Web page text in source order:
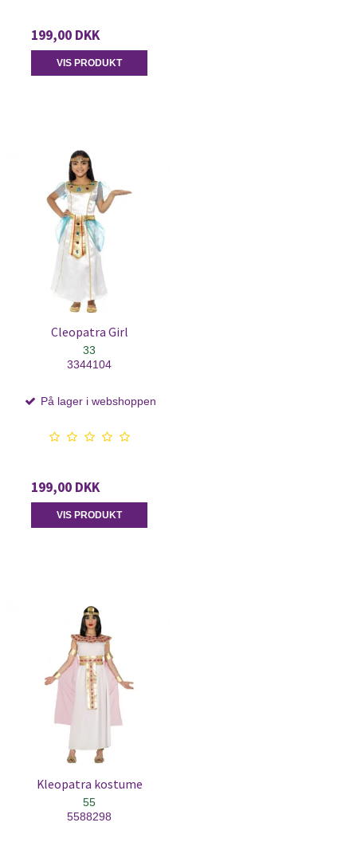
199,00 DKK
VIS PRODUKT
Cleopatra Girl
33
3344104
På lager i webshoppen
199,00 DKK
VIS PRODUKT
Kleopatra kostume
55
5588298